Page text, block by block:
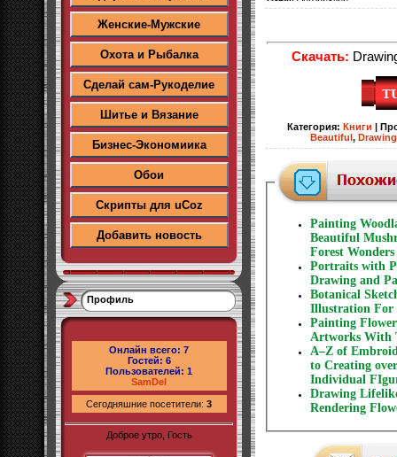
Женские-Мужские
Охота и Рыбалка
Сделай сам-Рукоделие
Шитье и Вязание
Бизнес-Экономиика
Обои
Скрипты для uCoz
Добавить новость
Профиль
Онлайн всего: 7
Гостей: 6
Пользователей: 1
SamDel
Сегодняшние посетители: 3
Доброе утро, Гость
Скачать:
Категория: Книги
Beautiful , Drawing
Painting
Beautiful
Forest Wonders
Portraits with
Drawing and
Botanical
Illustration For
Painting
Artworks With
A–Z of
to Creating
Individual
Drawing
Rendering